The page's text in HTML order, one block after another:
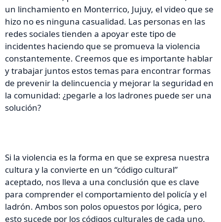
un linchamiento en Monterrico, Jujuy, el video que se
hizo no es ninguna casualidad. Las personas en las
redes sociales tienden a apoyar este tipo de
incidentes haciendo que se promueva la violencia
constantemente. Creemos que es importante hablar
y trabajar juntos estos temas para encontrar formas
de prevenir la delincuencia y mejorar la seguridad en
la comunidad: ¿pegarle a los ladrones puede ser una
solución?
Si la violencia es la forma en que se expresa nuestra
cultura y la convierte en un “código cultural”
aceptado, nos lleva a una conclusión que es clave
para comprender el comportamiento del policía y el
ladrón. Ambos son polos opuestos por lógica, pero
esto sucede por los códigos culturales de cada uno.